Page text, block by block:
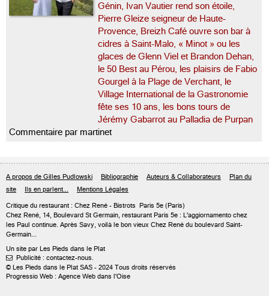
Génin, Ivan Vautier rend son étoile,
Pierre Gleize seigneur de Haute-
Provence, Breizh Café ouvre son bar à
cidres à Saint-Malo, « Minot » ou les
glaces de Glenn Viel et Brandon Dehan,
le 50 Best au Pérou, les plaisirs de Fabio
Gourgel à la Plage de Verchant, le
Village International de la Gastronomie
fête ses 10 ans, les bons tours de
Jérémy Gabarrot au Palladia de Purpan
Commentaire par martinet
A propos de Gilles Pudlowski Bibliographie Auteurs & Collaborateurs
Plan du
site
Ils en parlent... Mentions Légales
Critique du restaurant : Chez René - Bistrots Paris 5e (Paris)
Chez René, 14, Boulevard St Germain, restaurant Paris 5e : L'aggiornamento chez
les Paul continue. Après Savy, voilà le bon vieux Chez René du boulevard Saint-
Germain...
Un site par Les Pieds dans le Plat
 Publicité : contactez-nous.
© Les Pieds dans le Plat SAS - 2024 Tous droits réservés
Progressio Web : Agence Web dans l'Oise